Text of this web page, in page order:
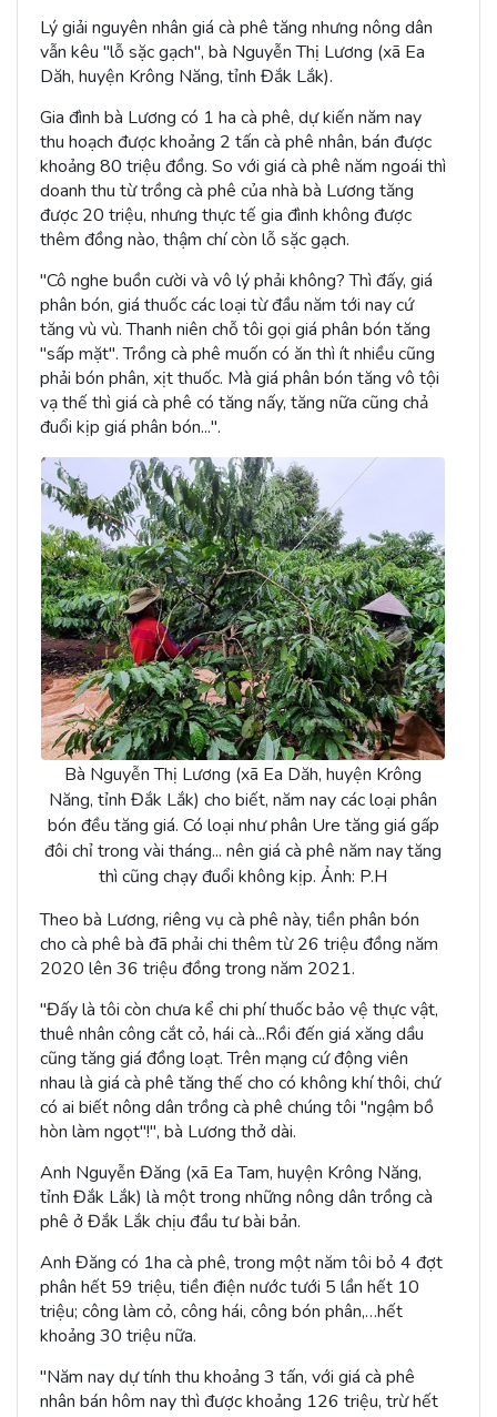
Lý giải nguyên nhân giá cà phê tăng nhưng nông dân
vẫn kêu "lỗ sặc gạch", bà Nguyễn Thị Lương (xã Ea
Dăh, huyện Krông Năng, tỉnh Đắk Lắk).
Gia đình bà Lương có 1 ha cà phê, dự kiến năm nay
thu hoạch được khoảng 2 tấn cà phê nhân, bán được
khoảng 80 triệu đồng. So với giá cà phê năm ngoái thì
doanh thu từ trồng cà phê của nhà bà Lương tăng
được 20 triệu, nhưng thực tế gia đình không được
thêm đồng nào, thậm chí còn lỗ sặc gạch.
"Cô nghe buồn cười và vô lý phải không? Thì đấy, giá
phân bón, giá thuốc các loại từ đầu năm tới nay cứ
tăng vù vù. Thanh niên chỗ tôi gọi giá phân bón tăng
"sấp mặt". Trồng cà phê muốn có ăn thì ít nhiều cũng
phải bón phân, xịt thuốc. Mà giá phân bón tăng vô tội
vạ thế thì giá cà phê có tăng nấy, tăng nữa cũng chả
đuổi kịp giá phân bón...".
Bà Nguyễn Thị Lương (xã Ea Dăh, huyện Krông
Năng, tỉnh Đắk Lắk) cho biết, năm nay các loại phân
bón đều tăng giá. Có loại như phân Ure tăng giá gấp
đôi chỉ trong vài tháng... nên giá cà phê năm nay tăng
thì cũng chạy đuổi không kịp. Ảnh: P.H
Theo bà Lương, riêng vụ cà phê này, tiền phân bón
cho cà phê bà đã phải chi thêm từ 26 triệu đồng năm
2020 lên 36 triệu đồng trong năm 2021.
"Đấy là tôi còn chưa kể chi phí thuốc bảo vệ thực vật,
thuê nhân công cắt cỏ, hái cà...Rồi đến giá xăng dầu
cũng tăng giá đồng loạt. Trên mạng cứ động viên
nhau là giá cà phê tăng thế cho có không khí thôi, chứ
có ai biết nông dân trồng cà phê chúng tôi "ngậm bồ
hòn làm ngọt"!", bà Lương thở dài.
Anh Nguyễn Đăng (xã Ea Tam, huyện Krông Năng,
tỉnh Đắk Lắk) là một trong những nông dân trồng cà
phê ở Đắk Lắk chịu đầu tư bài bản.
Anh Đăng có 1ha cà phê, trong một năm tôi bỏ 4 đợt
phân hết 59 triệu, tiền điện nước tưới 5 lần hết 10
triệu; công làm cỏ, công hái, công bón phân,…hết
khoảng 30 triệu nữa.
"Năm nay dự tính thu khoảng 3 tấn, với giá cà phê
nhân bán hôm nay thì được khoảng 126 triệu, trừ hết